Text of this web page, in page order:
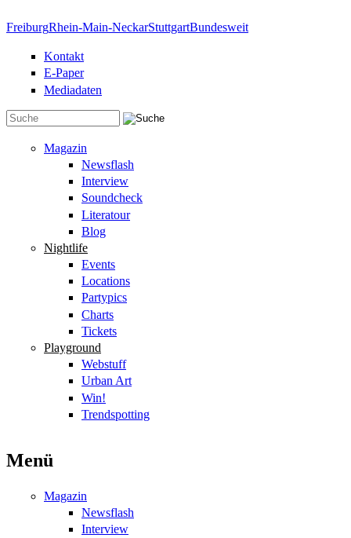
FreiburgRhein-Main-NeckarStuttgartBundesweit
Kontakt
E-Paper
Mediadaten
Magazin
Newsflash
Interview
Soundcheck
Literatour
Blog
Nightlife
Events
Locations
Partypics
Charts
Tickets
Playground
Webstuff
Urban Art
Win!
Trendspotting
Menü
Magazin
Newsflash
Interview